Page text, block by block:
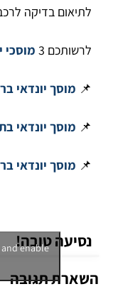
לתיאום בדיקה
לרשותכם 3 מוסכי
📌 מוסך יונדאי
📌 מוסך יונדאי
📌 מוסך יונדאי
נסיעה טובה!
enable
השארת תגובה